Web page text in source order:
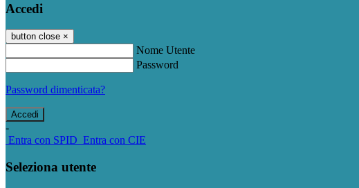
Accedi
button close ×
Nome Utente
Password
Password dimenticata?
-
Entra con SPID Entra con CIE
Seleziona utente